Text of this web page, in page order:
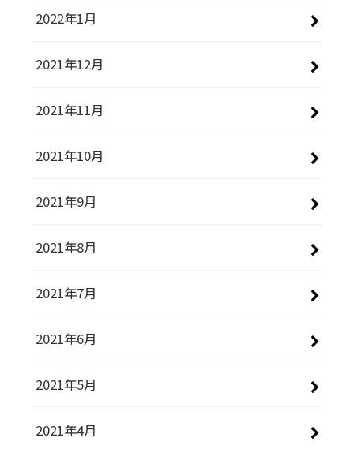
2022年1月
2021年12月
2021年11月
2021年10月
2021年9月
2021年8月
2021年7月
2021年6月
2021年5月
2021年4月